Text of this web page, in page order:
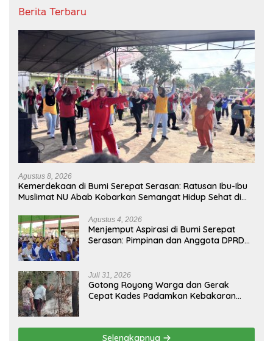
Berita Terbaru
Agustus 8, 2026
Kemerdekaan di Bumi Serepat Serasan: Ratusan Ibu-Ibu
Muslimat NU Abab Kobarkan Semangat Hidup Sehat di
Agustus 4, 2026
Menjemput Aspirasi di Bumi Serepat
Serasan: Pimpinan dan Anggota DPRD
2026
Juli 31, 2026
Gotong Royong Warga dan Gerak
Cepat Kades Padamkan Kebakaran
Selengkapnya